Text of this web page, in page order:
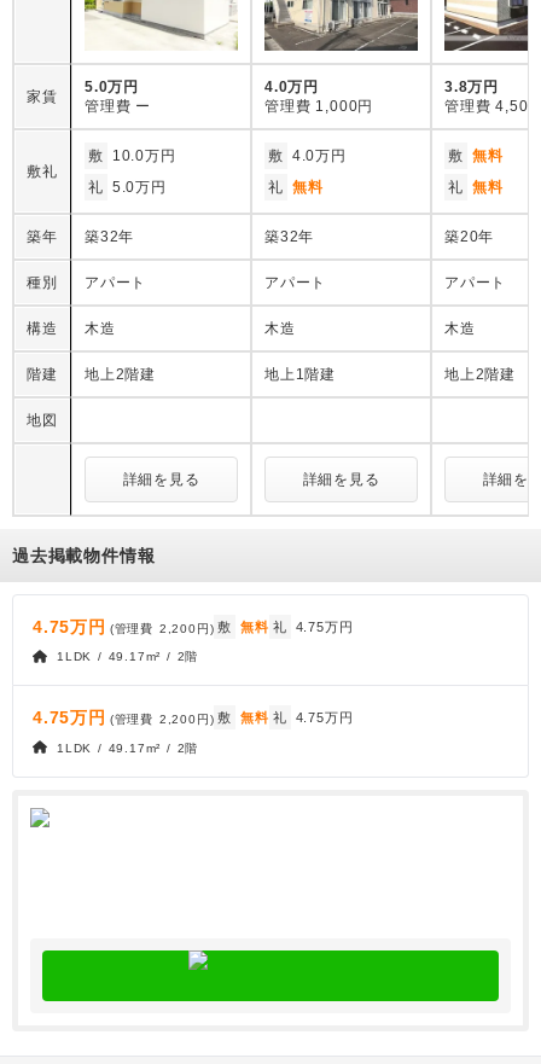
家賃
5.0万円
管理費 ー
4.0万円
管理費 1,000円
3.8万円
管理費 4,500
敷礼
敷
10.0万円
礼 5.0万円
敷 4.0万円
礼 無料
敷 無料
礼 無料
築年 築32年 築32年 築20年
種別 アパート アパート アパート
構造 木造 木造 木造
階建 地上2階建 地上1階建 地上2階建
地図
詳細を見る 詳細を見る 詳細を
過去掲載物件情報
4.75万円 (管理費 2,200円) 敷 無料 礼 4.75万円
1LDK / 49.17m² / 2階
4.75万円 (管理費 2,200円 ) 敷 無料 礼 4.75万円
1LDK / 49.17m² / 2階